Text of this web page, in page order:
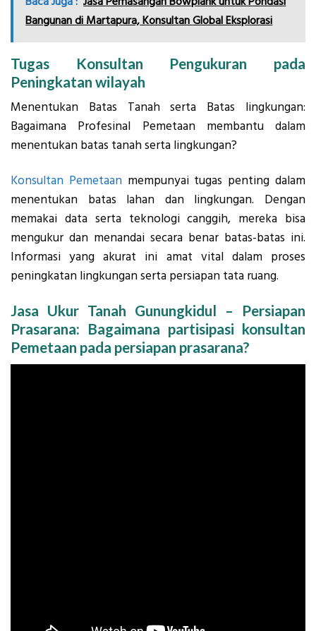
Bangunan di Martapura, Konsultan Global Eksplorasi
Tugas Konsultan Pengukuran pada
Peningkatan wilayah
Menentukan Batas Tanah serta Batas lingkungan:
Bagaimana Profesinal Pemetaan membantu dalam
menentukan batas tanah serta lingkungan?
Konsultan Pemetaanmempunyai tugas penting dalam
menentukan batas lahan dan lingkungan. Dengan
memakai data serta teknologi canggih, mereka bisa
mengukur dan menandai secara benar batas-batas ini.
Informasi yang akurat ini amat vital dalam proses
peningkatan lingkungan serta persiapan tata ruang.
Jasa Ukur Tanah Gunungkidul – Persiapan
Prasarana: Bagaimana partisipasi konsultan
Pemetaan pada persiapan prasarana?